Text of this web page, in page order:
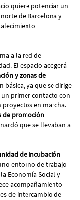
quiere potenciar un
de Barcelona y
a la red de
El espacio acogerá
y zonas de
básica, ya que se dirige
primer contacto con
proyectos en marcha.
de promoción
que se llevaban a
de incubación
entorno de trabajo
Economía Social y
acompañamiento
de intercambio de